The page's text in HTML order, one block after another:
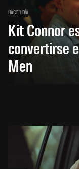
HACE 1 DÍA
Kit Connor
convertirse
Men